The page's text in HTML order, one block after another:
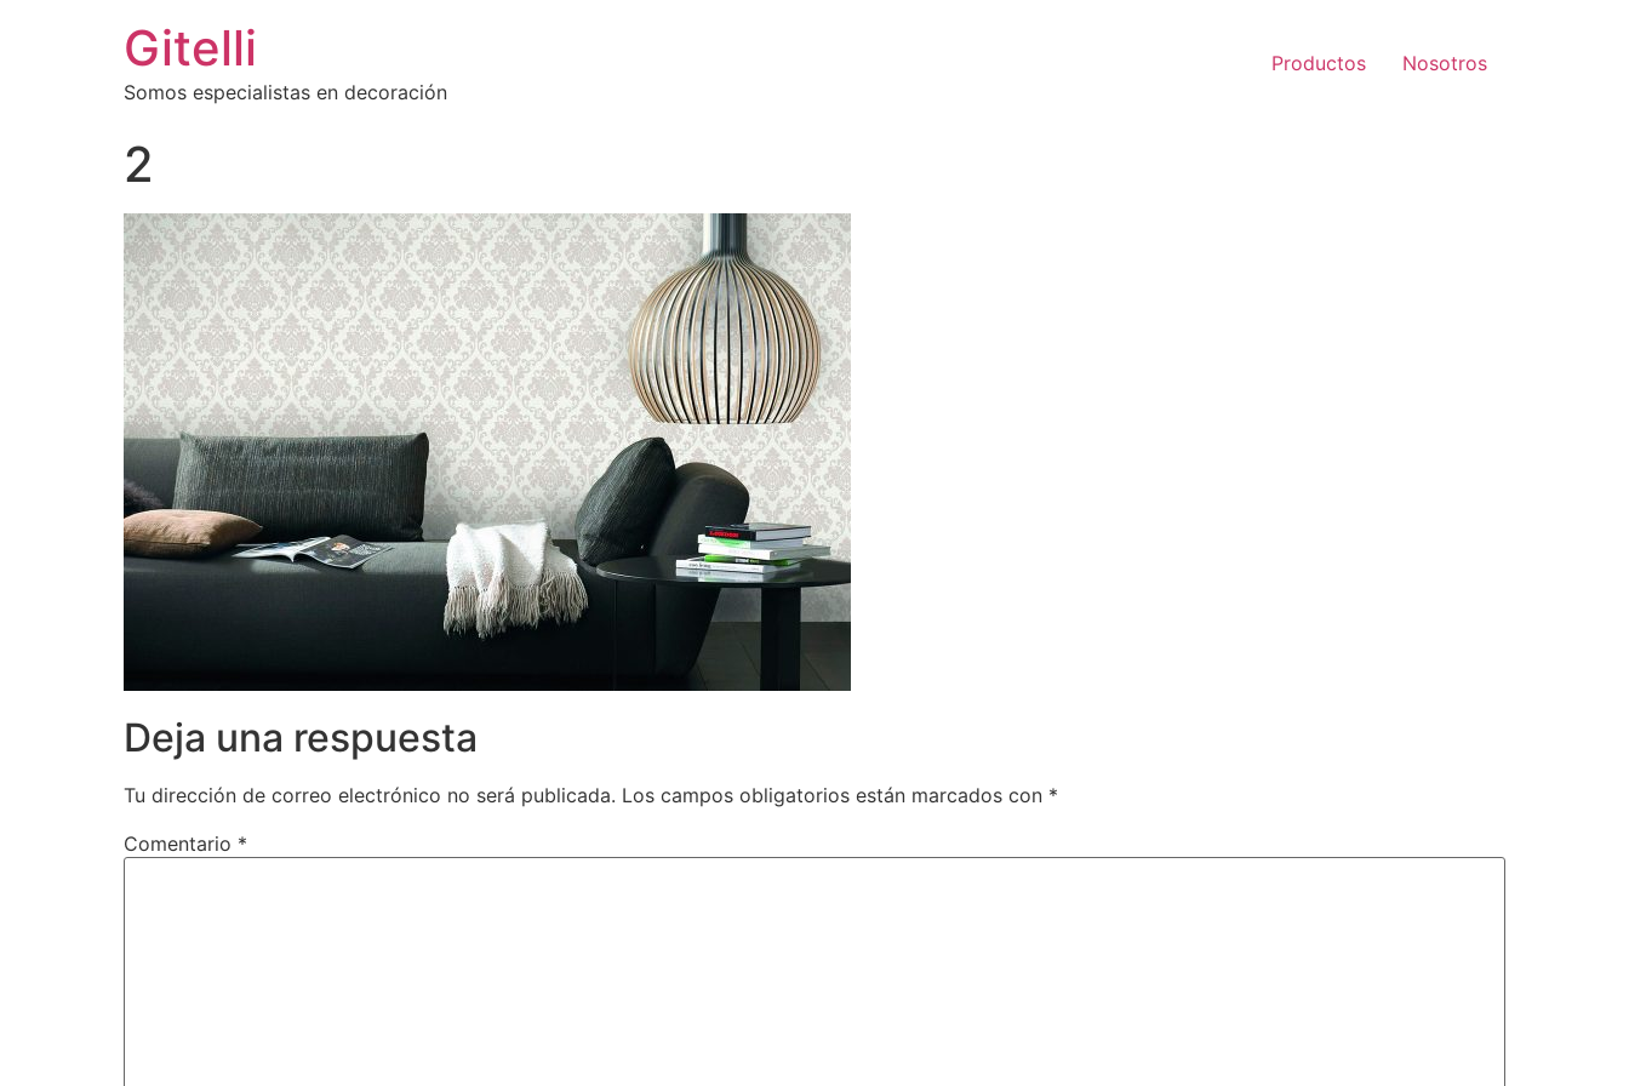
Gitelli
Somos especialistas en decoración
Productos Nosotros
2
Deja una respuesta
Tu dirección de correo electrónico no será publicada. Los campos obligatorios están marcados con *
Comentario *